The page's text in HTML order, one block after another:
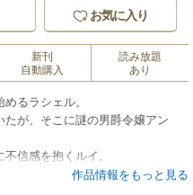
お気に入り
新刊
自動購入
読み放題
あり
るラシェル。
が、そこに謎の男爵令嬢アン
信感を抱くルイ。
作品情報をもっと見る